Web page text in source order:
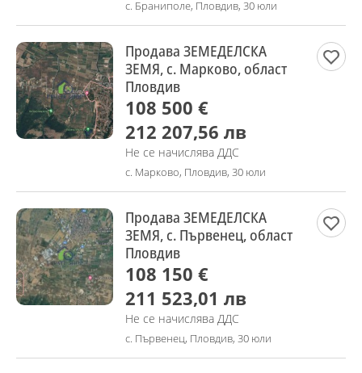
с. Браниполе, Пловдив, 30 юли
Продава ЗЕМЕДЕЛСКА
ЗЕМЯ, с. Марково, област
Пловдив
108 500 €
212 207,56 лв
Не се начислява ДДС
с. Марково, Пловдив, 30 юли
Продава ЗЕМЕДЕЛСКА
ЗЕМЯ, с. Първенец, област
Пловдив
108 150 €
211 523,01 лв
Не се начислява ДДС
с. Първенец, Пловдив, 30 юли